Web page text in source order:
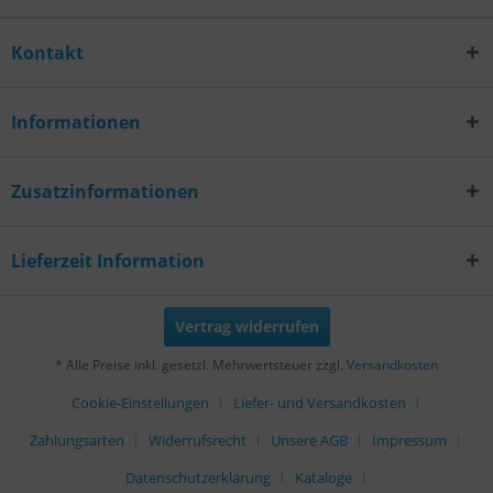
Kontakt
Informationen
Zusatzinformationen
Lieferzeit Information
Vertrag widerrufen
* Alle Preise inkl. gesetzl. Mehrwertsteuer zzgl. Versandkosten
Cookie-Einstellungen
Liefer- und Versandkosten
Zahlungsarten
Widerrufsrecht Unsere AGB
Impressum
Datenschutzerklärung
Kataloge